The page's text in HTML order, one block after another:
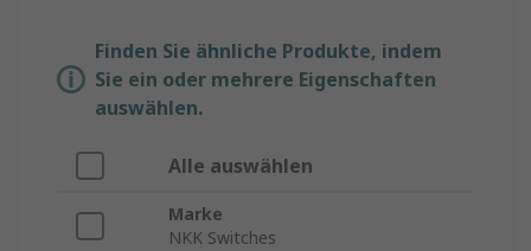
Finden Sie ähnliche Produkte, indem
Sie ein oder mehrere Eigenschaften
auswählen.
Alle auswählen
Marke
NKK Switches